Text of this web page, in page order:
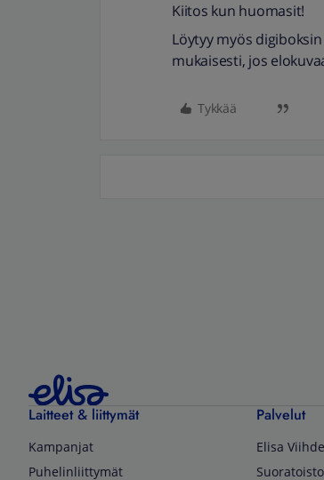
Kiitos kun huomasit!
Löytyy myös
mukaisesti, jos
Tykkää
Laitteet & liittymät
Kampanjat
Puhelinliittymät
Palvelut
Elisa Viihde